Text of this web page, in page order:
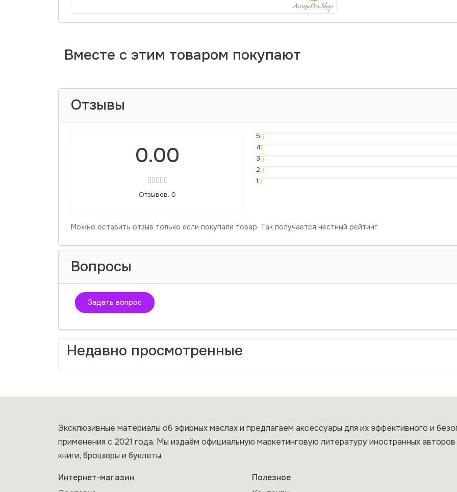
Вместе с этим товаром покупают
Отзывы
0.00
Отзывов: 0
5
4
3
2
1
Можно оставить отзыв только если покупали товар. Так получается честный рейтинг
Вопросы
Задать вопрос
Недавно просмотренные
Эксклюзивные материалы об эфирных маслах и предлагаем аксессуары для их эффективного и
применения с 2021 года. Мы издаём официальную маркетинговую литературу иностранных авторов
книги, брошюры и буклеты.
Интернет-магазин
Полезное